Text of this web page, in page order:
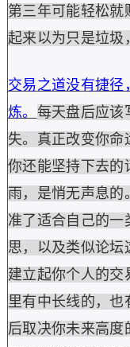
第三年可能轻松就
起来以为只是垃圾
交易之道没有捷径
炼。 每天盘后应该
失。真正改变你命
你还能坚持下去的
雨，是悄无声息的
准了适合自己的一
思，以及类似论坛
建立起你个人的交
里有中长线的，
后取决你未来高度